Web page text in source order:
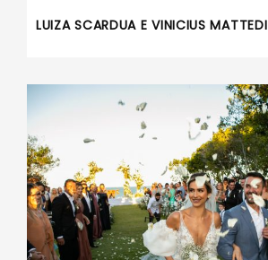
LUIZA SCARDUA E VINICIUS MATTEDI